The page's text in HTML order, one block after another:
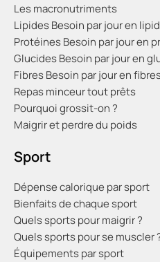
Les macronutriments
LipidesBesoin par jour en
ProtéinesBesoin par jour en
GlucidesBesoin par jour en
FibresBesoin par jour en
Repas minceur tout prêts
Pourquoi grossit-on ?
Maigrir et perdre du poids
Sport
Dépense calorique par sport
Bienfaits de chaque sport
Quels sports pour maigrir ?
Quels sports pour se muscler
Équipements par sport